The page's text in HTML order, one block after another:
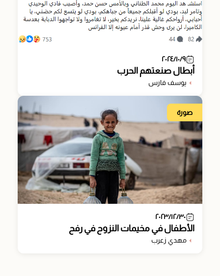
٢٠٢٤/١٠/٩
أبطال صنعتهم الحرب
يوسف فارس
صورة
٢٠٢٣/١٢/٣٠
الأطفال في مخيمات النزوح في رفح
مهدي زعرب